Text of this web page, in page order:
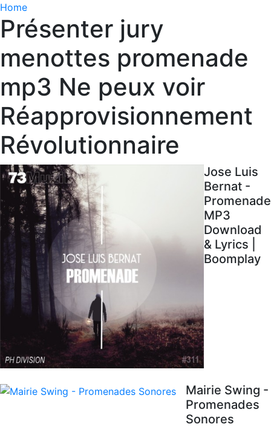
Home
Présenter jury
menottes promenade
mp3 Ne peux voir
Réapprovisionnement
Révolutionnaire
Jose Luis
Bernat -
Promenade
MP3
Download
& Lyrics |
Boomplay
Mairie Swing -
Promenades
Sonores